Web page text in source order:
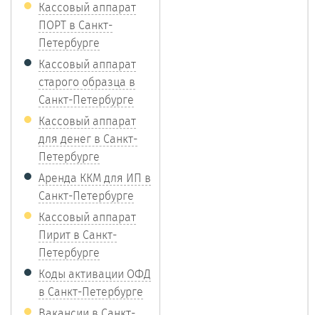
Кассовый аппарат
ПОРТ в Санкт-
Петербурге
Кассовый аппарат
старого образца в
Санкт-Петербурге
Кассовый аппарат
для денег в Санкт-
Петербурге
Аренда ККМ для ИП в
Санкт-Петербурге
Кассовый аппарат
Пирит в Санкт-
Петербурге
Коды активации ОФД
в Санкт-Петербурге